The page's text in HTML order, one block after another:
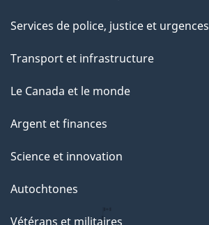
Services de police, justice et urgences
Transport et infrastructure
Le Canada et le monde
Argent et finances
Science et innovation
Autochtones
Vétérans et militaires